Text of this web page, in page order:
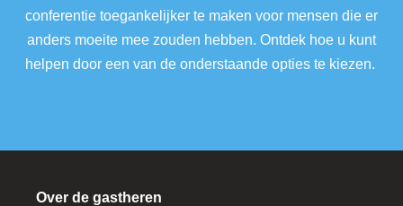
conferentie toegankelijker te maken voor mensen die er
anders moeite mee zouden hebben. Ontdek hoe u kunt
helpen door een van de onderstaande opties te kiezen.
Over de gastheren